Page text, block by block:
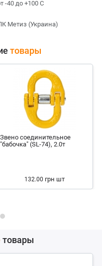
-40 до +100 С
Метиз (Украина)
товары
Звено соединительное
"бабочка" (SL-74), 2.0т
132.00 грн шт
товары